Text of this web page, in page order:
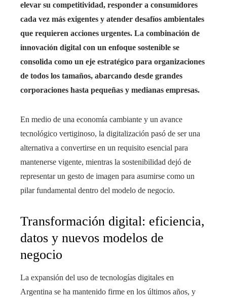
elevar su competitividad, responder a consumidores
cada vez más exigentes y atender desafíos ambientales
que requieren acciones urgentes. La combinación de
innovación digital con un enfoque sostenible se
consolida como un eje estratégico para organizaciones
de todos los tamaños, abarcando desde grandes
corporaciones hasta pequeñas y medianas empresas.
En medio de una economía cambiante y un avance
tecnológico vertiginoso, la digitalización pasó de ser una
alternativa a convertirse en un requisito esencial para
mantenerse vigente, mientras la sostenibilidad dejó de
representar un gesto de imagen para asumirse como un
pilar fundamental dentro del modelo de negocio.
Transformación digital: eficiencia,
datos y nuevos modelos de
negocio
La expansión del uso de tecnologías digitales en
Argentina se ha mantenido firme en los últimos años, y